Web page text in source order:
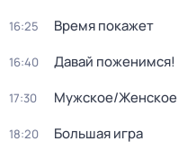
16:25 Время покажет
16:40 Давай поженимся!
17:30 Мужское/Женское
18:20 Большая игра